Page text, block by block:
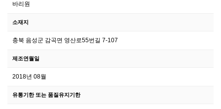
바리원
소재지
충북 음성군 감곡면 영산로55번길 7-107
제조연월일
2018년 08월
유통기한 또는 품질유지기한